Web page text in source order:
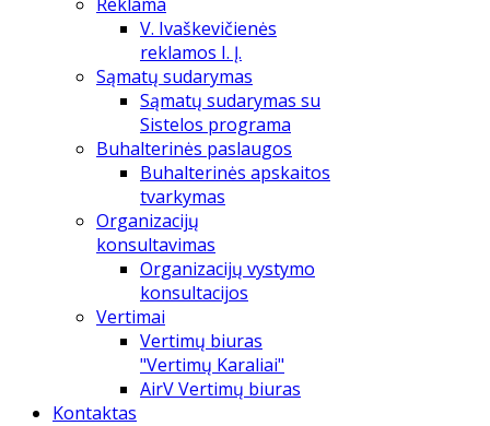
V. Ivaškevičienės
reklamos I. Į.
Sąmatų sudarymas
Sąmatų sudarymas su
Sistelos programa
Buhalterinės paslaugos
Buhalterinės apskaitos
tvarkymas
Organizacijų
konsultavimas
Organizacijų vystymo
konsultacijos
Vertimai
Vertimų biuras
"Vertimų Karaliai"
AirV Vertimų biuras
Kontaktas